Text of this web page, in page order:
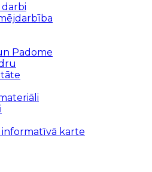
darbi
Padome
informatīvā karte